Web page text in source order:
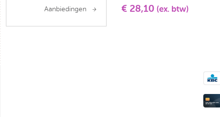
Aanbiedingen € 28,10 (ex. btw)